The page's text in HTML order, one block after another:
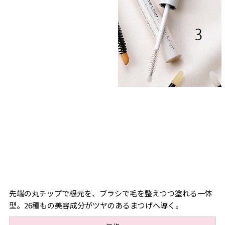
先端の丸チップで根元を、ブラシで毛を整えつつ塗れる一体
型。26種もの美容成分がツヤのあるまつげへ導く。